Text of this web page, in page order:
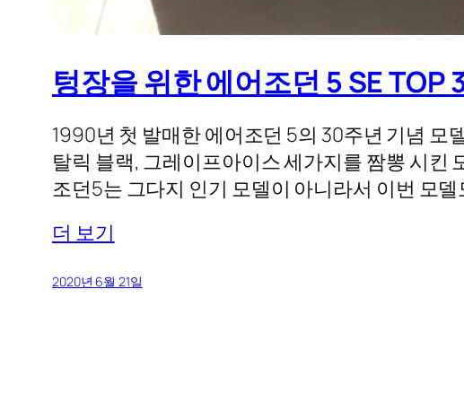
텅장을 위한 에어조던 5 SE
1990년 첫 발매한 에어조던 5의 30주년 기념 모
탈릭 블랙, 그레이프아이스 세가지를 짬뽕 시킨
조던5는 그다지 인기 모델이 아니라서 이번 모
더 보기
2020년 6월 21일